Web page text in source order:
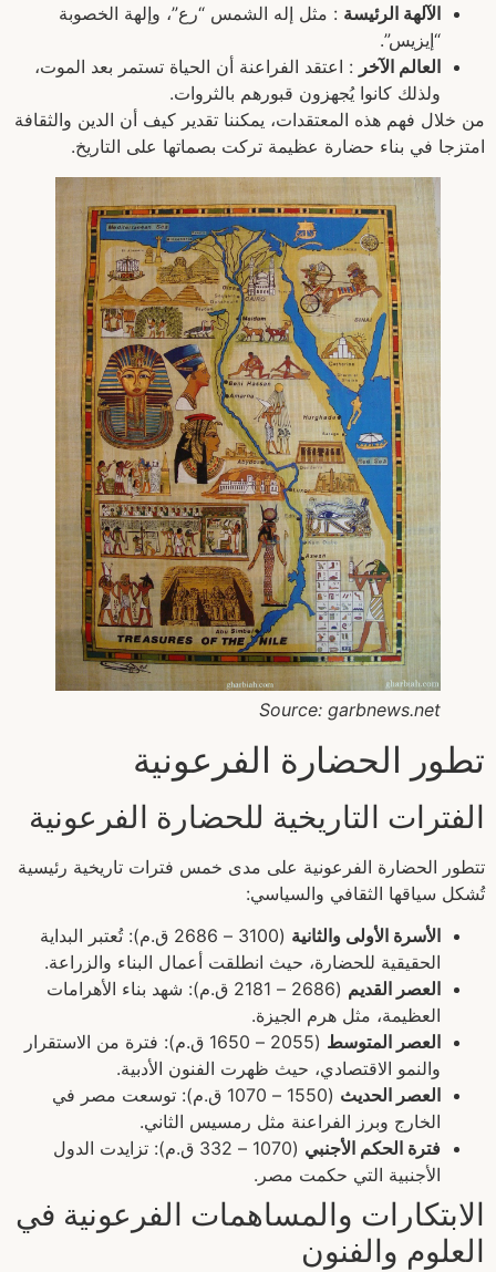
الآلهة الرئيسة : مثل إله الشمس “رع”، وإلهة الخصوبة
“إيزيس”.
العالم الآخر : اعتقد الفراعنة أن الحياة تستمر بعد الموت،
ولذلك كانوا يُجهزون قبورهم بالثروات.
من خلال فهم هذه المعتقدات، يمكننا تقدير كيف أن الدين والثقافة
امتزجا في بناء حضارة عظيمة تركت بصماتها على التاريخ.
Source: garbnews.net
تطور الحضارة الفرعونية
الفترات التاريخية للحضارة الفرعونية
تتطور الحضارة الفرعونية على مدى خمس فترات تاريخية رئيسية
تُشكل سياقها الثقافي والسياسي:
الأسرة الأولى والثانية
(3100 – 2686 ق.م): تُعتبر البداية
الحقيقية للحضارة، حيث انطلقت أعمال البناء والزراعة.
العصر القديم
(2686 – 2181 ق.م): شهد بناء الأهرامات
العظيمة، مثل هرم الجيزة.
العصر المتوسط
(2055 – 1650 ق.م): فترة من الاستقرار
والنمو الاقتصادي، حيث ظهرت الفنون الأدبية.
العصر الحديث
(1550 – 1070 ق.م): توسعت مصر في
الخارج وبرز الفراعنة مثل رمسيس الثاني.
فترة الحكم الأجنبي
(1070 – 332 ق.م): تزايدت الدول
الأجنبية التي حكمت مصر.
الابتكارات والمساهمات الفرعونية في
العلوم والفنون